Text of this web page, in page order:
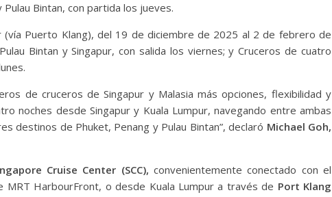
Bintan, con partida los jueves.
(vía Puerto Klang), del 19 de diciembre de 2025 al 2 de febrero de
Bintan y Singapur, con salida los viernes; y Cruceros de cuatro
de cruceros de Singapur y Malasia más opciones, flexibilidad y
noches desde Singapur y Kuala Lumpur, navegando entre ambas
destinos de Phuket, Penang y Pulau Bintan”, declaró Michael Goh,
Cruise Center (SCC), convenientemente conectado con el
MRT HarbourFront, o desde Kuala Lumpur a través de Port Klang